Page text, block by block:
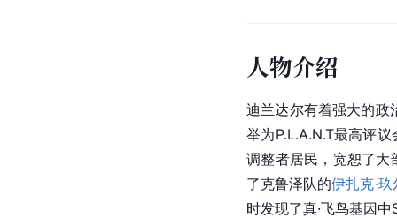
人物介绍
迪兰达尔有着强大的政
举为P.L.A.N.T最高评议
调整者居民，宽恕了大
了克鲁泽队的伊扎克·玖
时发现了真·飞鸟基因中